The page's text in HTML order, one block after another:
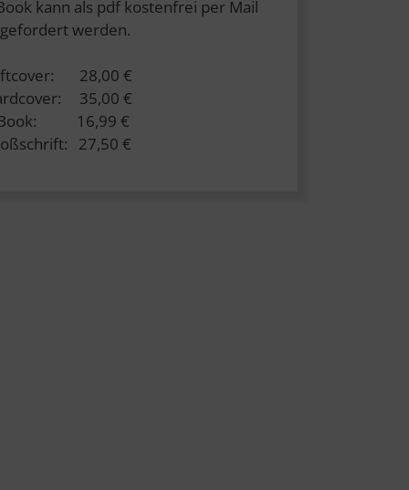
kann als pdf kostenfrei per Mail
werden.
28,00 €
35,00 €
16,99 €
27,50 €